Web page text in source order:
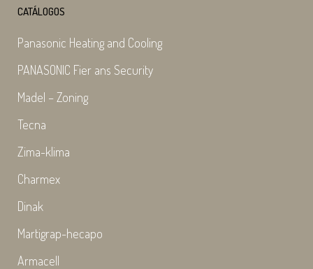
CATÁLOGOS
Panasonic Heating and Cooling
PANASONIC Fier ans Security
Madel – Zoning
Tecna
Zima-klima
Charmex
Dinak
Martigrap-hecapo
Armacell